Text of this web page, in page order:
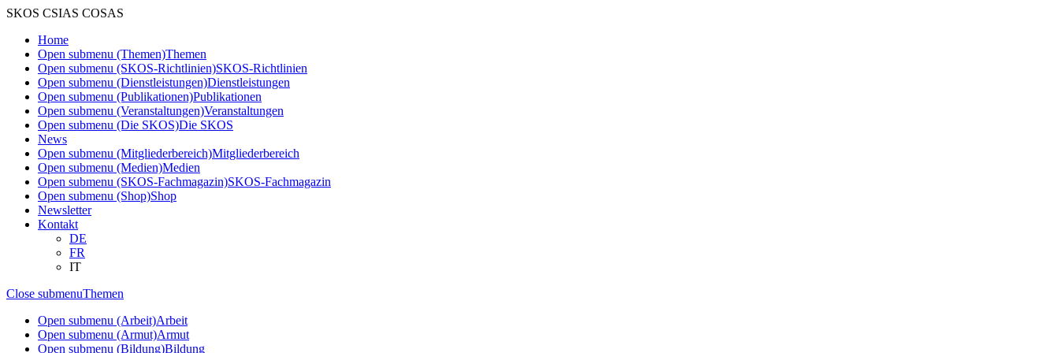
SKOS CSIAS COSAS
Home
Open submenu (Themen)Themen
Open submenu (SKOS-Richtlinien)SKOS-Richtlinien
Open submenu (Dienstleistungen)Dienstleistungen
Open submenu (Publikationen)Publikationen
Open submenu (Veranstaltungen)Veranstaltungen
Open submenu (Die SKOS)Die SKOS
News
Open submenu (Mitgliederbereich)Mitgliederbereich
Open submenu (Medien)Medien
Open submenu (SKOS-Fachmagazin)SKOS-Fachmagazin
Open submenu (Shop)Shop
Newsletter
Kontakt
DE
FR
IT
Close submenuThemen
Open submenu (Arbeit)Arbeit
Open submenu (Armut)Armut
Open submenu (Bildung)Bildung